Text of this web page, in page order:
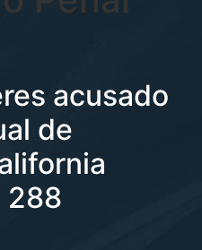
acusado
de
288